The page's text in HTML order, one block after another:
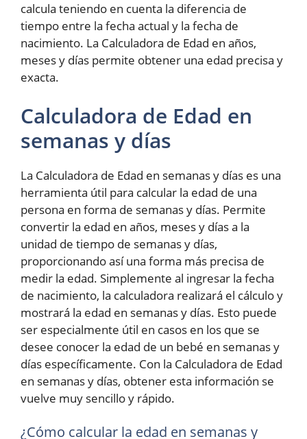
calcula teniendo en cuenta la diferencia de
tiempo entre la fecha actual y la fecha de
nacimiento. La Calculadora de Edad en años,
meses y días permite obtener una edad precisa y
exacta.
Calculadora de Edad en
semanas y días
La Calculadora de Edad en semanas y días es una
herramienta útil para calcular la edad de una
persona en forma de semanas y días. Permite
convertir la edad en años, meses y días a la
unidad de tiempo de semanas y días,
proporcionando así una forma más precisa de
medir la edad. Simplemente al ingresar la fecha
de nacimiento, la calculadora realizará el cálculo y
mostrará la edad en semanas y días. Esto puede
ser especialmente útil en casos en los que se
desee conocer la edad de un bebé en semanas y
días específicamente. Con la Calculadora de Edad
en semanas y días, obtener esta información se
vuelve muy sencillo y rápido.
¿Cómo calcular la edad en semanas y